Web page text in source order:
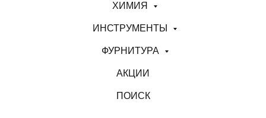
ХИМИЯ
ИНСТРУМЕНТЫ
ФУРНИТУРА
АКЦИИ
ПОИСК